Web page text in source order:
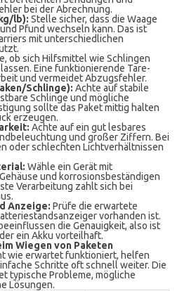
bei der Abrechnung.
lb): Stelle sicher, dass die Waage
Pfund wechseln kann. Das ist
mit unterschiedlichen
ob sich Hilfsmittel wie Schlingen
Eine funktionierende Tare-
und vermeidet Abzugsfehler.
Schlinge): Achte auf stabile
Schlinge und mögliche
sollte das Paket mittig halten
erzeugen.
Achte auf ein gut lesbares
und großer Ziffern. Bei
oder schlechten Lichtverhältnissen
Wähle ein Gerät mit
und korrosionsbeständigen
Verarbeitung zahlt sich bei
Anzeige: Prüfe die erwartete
vorhanden ist.
die Genauigkeit, also ist
ein Akku vorteilhaft.
Wiegen von Paketen
wie erwartet funktioniert, helfen
Schritte oft schnell weiter. Die
typische Probleme, mögliche
Lösungen.